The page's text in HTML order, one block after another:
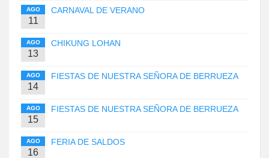
AGO
11
CARNAVAL DE VERANO
AGO
13
CHIKUNG LOHAN
AGO
14
FIESTAS DE NUESTRA SEÑORA DE BERRUEZA
AGO
15
FIESTAS DE NUESTRA SEÑORA DE BERRUEZA
AGO
16
FERIA DE SALDOS